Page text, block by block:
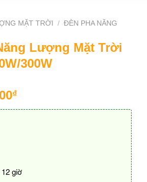
MẶT TRỜI / ĐÈN PHA NĂNG
Lượng Mặt Trời
300W
₫
giờ